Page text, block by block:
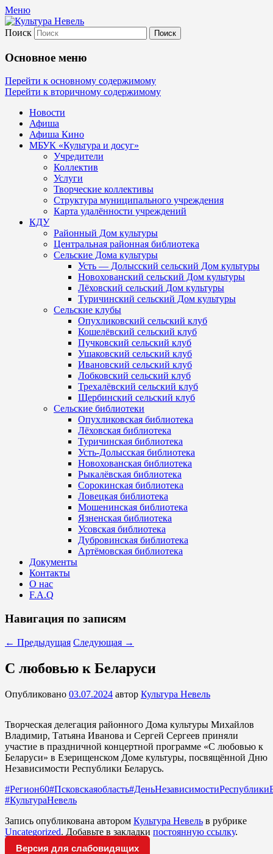
Меню
Культура Невель
МБУК Невельского района "Культура
и досуг"
Поиск
Основное меню
Перейти к основному содержимому
Перейти к вторичному содержимому
Новости
Афиша
Афиша Кино
МБУК «Культура и досуг»
Учредители
Коллектив
Услуги
Творческие коллективы
Структура муниципального учреждения
Карта удалённости учреждений
КДУ
Районный Дом культуры
Центральная районная библиотека
Сельские Дома культуры
Усть — Долысский сельский Дом культуры
Новохованский сельский Дом культуры
Лёховский сельский Дом культуры
Туричинский сельский Дом культуры
Сельские клубы
Опухликовский сельский клуб
Кошелёвский сельский клуб
Пучковский сельский клуб
Ушаковский сельский клуб
Ивановский сельский клуб
Лобковский сельский клуб
Трехалёвский сельский клуб
Щербинский сельский клуб
Сельские библиотеки
Опухликовская библиотека
Лёховская библиотека
Туричинская библиотека
Усть-Долысская библиотека
Новохованская библиотека
Рыкалёвская библиотека
Сорокинская библиотека
Ловецкая библиотека
Мошенинская библиотека
Язненская библиотека
Усовская библиотека
Дубровинская библиотека
Артёмовская библиотека
Документы
Контакты
О нас
F.A.Q
Навигация по записям
← Предыдущая Следующая →
С любовью к Беларуси
Опубликовано 03.07.2024 автор Культура Невель
Творческая делегация районного Дома культуры Михайлов
Владимир, Татьяна Иванова и Сергей Сергеев приняли
участие в праздничной концертной программе «С любовью к
Беларуси» в Езерищенском Доме культуры, посвящённой Дню
Независимости Республики Беларусь.
#Регион60#Псковскаяобласть
#КультураНевель
Запись опубликована автором Культура Невель в рубрике
Uncategorized. Добавьте в закладки постоянную ссылку.
Версия для слабовидящих